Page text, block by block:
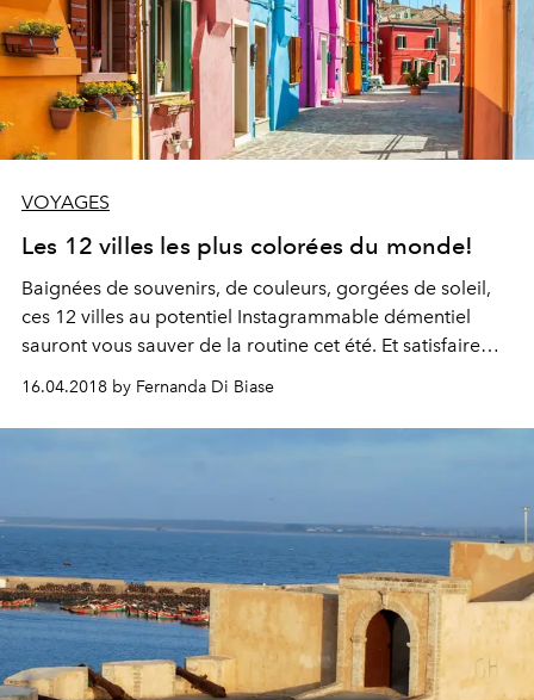
VOYAGES
Les 12 villes les plus colorées du monde!
Baignées de souvenirs, de couleurs, gorgées de soleil,
ces 12 villes au potentiel Instagrammable démentiel
sauront vous sauver de la routine cet été. Et satisfaire
16.04.2018 by Fernanda Di Biase